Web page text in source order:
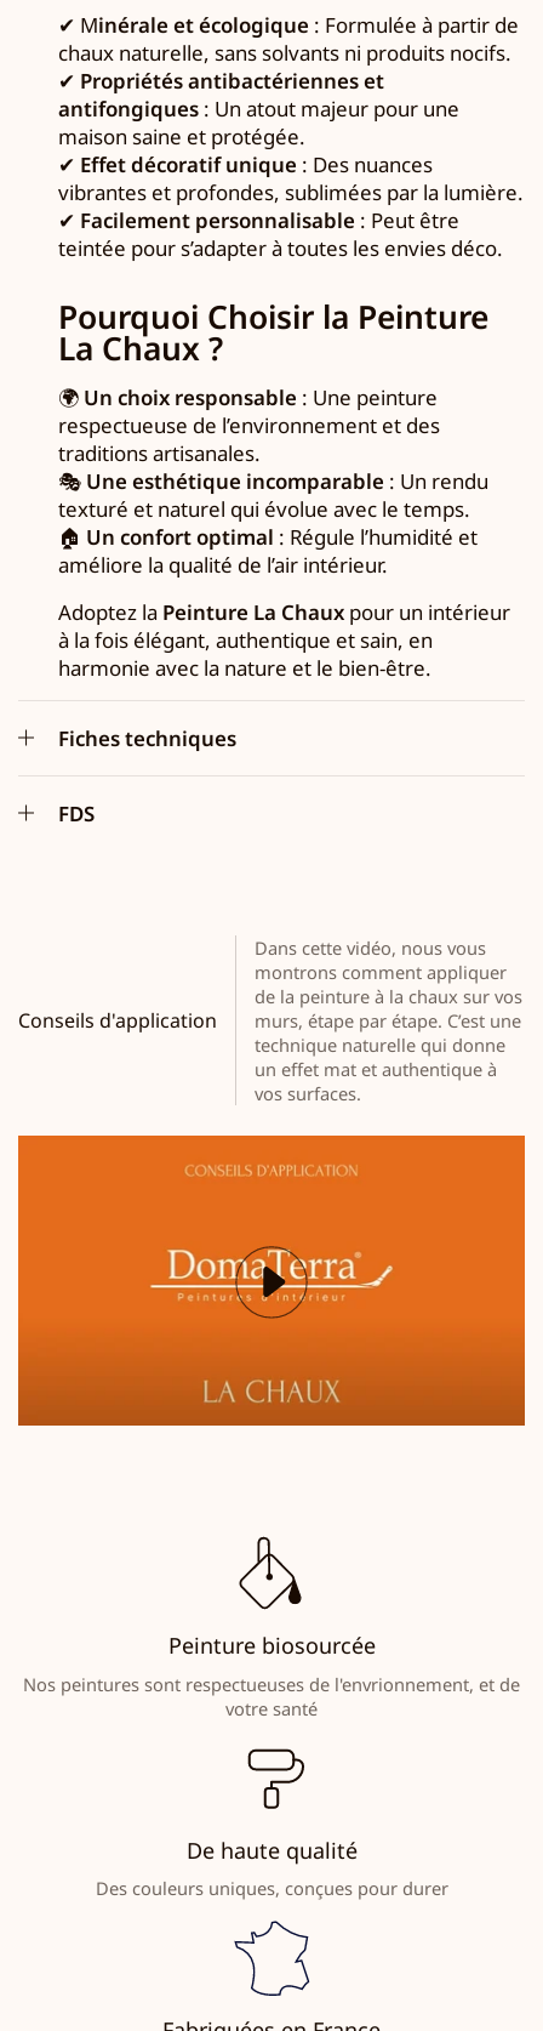
✔ Minérale et écologique : Formulée à partir de
chaux naturelle, sans solvants ni produits nocifs.
✔ Propriétés antibactériennes et
antifongiques : Un atout majeur pour une
maison saine et protégée.
✔ Effet décoratif unique : Des nuances
vibrantes et profondes, sublimées par la lumière.
✔ Facilement personnalisable : Peut être
teintée pour s’adapter à toutes les envies déco.
Pourquoi Choisir la Peinture
La Chaux ?
🌍 Un choix responsable : Une peinture
respectueuse de l’environnement et des
traditions artisanales.
🎭 Une esthétique incomparable : Un rendu
texturé et naturel qui évolue avec le temps.
🏠 Un confort optimal : Régule l’humidité et
améliore la qualité de l’air intérieur.
Adoptez la Peinture La Chaux pour un intérieur
à la fois élégant, authentique et sain, en
harmonie avec la nature et le bien-être.
Fiches techniques
FDS
Conseils d'application
Dans cette vidéo, nous vous
montrons comment appliquer
de la peinture à la chaux sur vos
murs, étape par étape. C’est une
technique naturelle qui donne
un effet mat et authentique à
vos surfaces.
Peinture biosourcée
Nos peintures sont respectueuses de l'envrionnement, et de
votre santé
De haute qualité
Des couleurs uniques, conçues pour durer